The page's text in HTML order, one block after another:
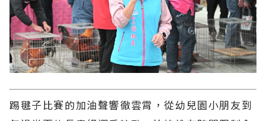
踢毽子比賽的加油聲響徹雲霄，從幼兒園小朋友到